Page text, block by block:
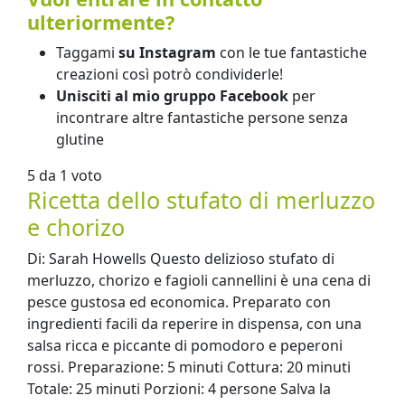
ulteriormente?
Taggami su Instagram con le tue fantastiche
creazioni così potrò condividerle!
Unisciti al mio gruppo Facebook per
incontrare altre fantastiche persone senza
glutine
5 da 1 voto
Ricetta dello stufato di merluzzo
e chorizo
Di: Sarah Howells Questo delizioso stufato di
merluzzo, chorizo ​​e fagioli cannellini è una cena di
pesce gustosa ed economica. Preparato con
ingredienti facili da reperire in dispensa, con una
salsa ricca e piccante di pomodoro e peperoni
rossi. Preparazione: 5 minuti Cottura: 20 minuti
Totale: 25 minuti Porzioni: 4 persone Salva la